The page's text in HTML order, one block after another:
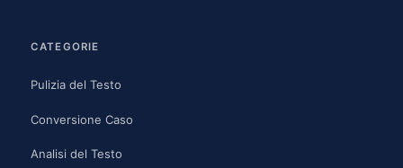
CATEGORIE
Pulizia del Testo
Conversione Caso
Analisi del Testo